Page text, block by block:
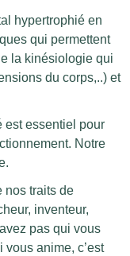
hypertrophié en
qui permettent
la kinésiologie qui
du corps,..) et
est essentiel pour
Notre
nos traits de
inventeur,
pas qui vous
anime, c’est